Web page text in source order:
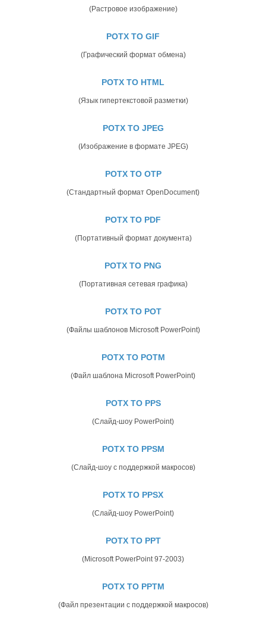
(Растровое изображение)
POTX TO GIF
(Графический формат обмена)
POTX TO HTML
(Язык гипертекстовой разметки)
POTX TO JPEG
(Изображение в формате JPEG)
POTX TO OTP
(Стандартный формат OpenDocument)
POTX TO PDF
(Портативный формат документа)
POTX TO PNG
(Портативная сетевая графика)
POTX TO POT
(Файлы шаблонов Microsoft PowerPoint)
POTX TO POTM
(Файл шаблона Microsoft PowerPoint)
POTX TO PPS
(Слайд-шоу PowerPoint)
POTX TO PPSM
(Слайд-шоу с поддержкой макросов)
POTX TO PPSX
(Слайд-шоу PowerPoint)
POTX TO PPT
(Microsoft PowerPoint 97-2003)
POTX TO PPTM
(Файл презентации с поддержкой макросов)